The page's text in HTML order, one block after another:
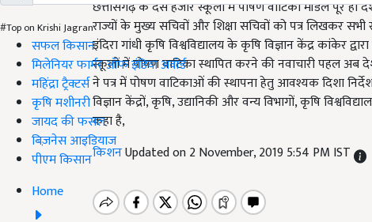
#Top on Krishi Jagran
सफल किसान
मिलेनियर फार्मर ऑफ इंडिया अवॉर्ड
महिंद्रा ट्रैक्टर्स
कृषि मशीनरी
जायद की फसल
बिज़नेस आइडियाज
पीएम किसान
Home
छत्तीसगढ़ के दस हजार स्कूलों में पोषण वाटिका मॉडल पूरे ही
राज्यों के मुख्य सचिवों और शिक्षा सचिवों को पत्र लिखकर
इंदिरा गांधी कृषि विश्वविद्यालय के कृषि विज्ञान केंद्र कांकेर
स्कूलों में पोषण वाटिका स्थापित करने की नवाचारी पहल
ने पत्र में पोषण वाटिकाओं की स्थापना हेतु आवश्यक दिशा
विज्ञान केंद्रों, कृषि, उद्यानिकी और वन्य विभागों, कृषि
कहा है,
किशनUpdated on 2 November, 2019 5:54 PM IST